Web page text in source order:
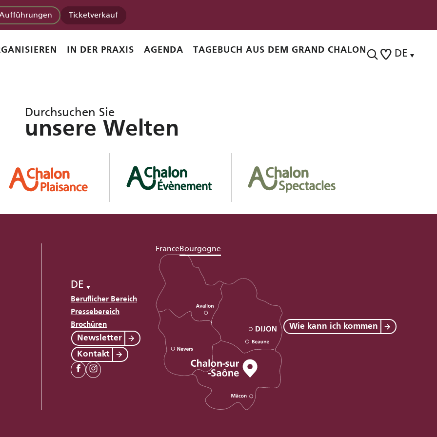
DE
Ticketverkauf
IN DER PRAXIS AGENDA TAGEBUCH AUS DEM GRAND CHALON
Import von arbo
Durchsuchen Sie
unsere Welten
DE
Beruflicher Bereich
Pressebereich
Brochüren
Newsletter
Kontakt
FranceBourgogne
Wie kann ich kommen